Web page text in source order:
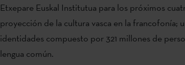
Etxepare Euskal Institutua para los próximos
proyección de la cultura vasca en la francofonía;
identidades compuesto por 321 millones de
lengua común.